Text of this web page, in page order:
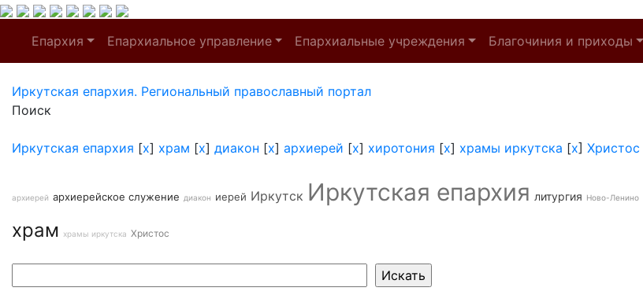
Епархия Епархиальное управление Епархиальные учреждения Благочиния и приходы
Иркутская епархия. Региональный православный портал
Поиск
Иркутская епархия [x] храм [x] диакон [x] архиерей [x] хиротония [x] храмы иркутска [x] Христос
архиерей архиерейское служение диакон иерей Иркутск Иркутская епархия литургия Ново-Ленино
храм храмы иркутска Христос